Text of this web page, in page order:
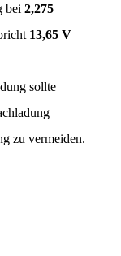
bei 2,275
13,65 V
sollte
zu vermeiden.